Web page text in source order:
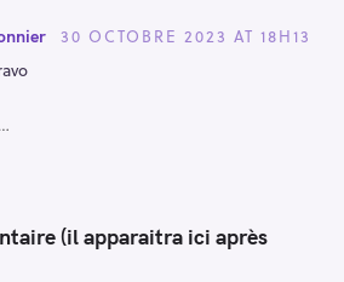
30 OCTOBRE 2023 AT 18H13
(il apparaitra ici après